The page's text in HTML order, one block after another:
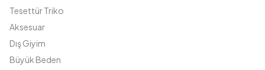
Tesettür Triko
Aksesuar
Dış Giyim
Büyük Beden